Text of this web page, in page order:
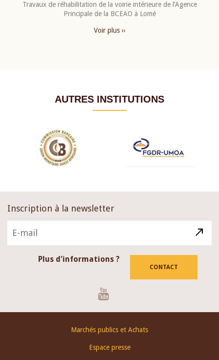
Travaux de réhabilitation de la voirie intérieure de l’Agence
Principale de la BCEAO à Lomé
Voir plus ››
AUTRES INSTITUTIONS
Inscription à la newsletter
Plus d'informations ?
CONTACT
Marchés publics et Achats
Espace presse